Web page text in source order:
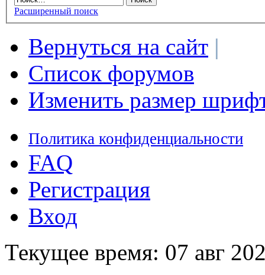
Расширенный поиск
Вернуться на сайт |
Список форумов
Изменить размер
Политика конфиденциальности
FAQ
Регистрация
Вход
Текущее время: 07 авг